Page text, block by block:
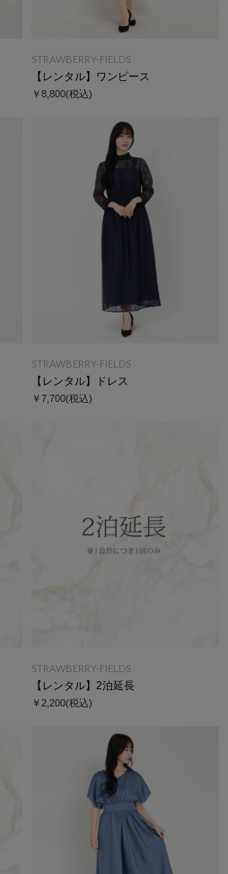
STRAWBERRY-FIELDS
【レンタル】ワンピース
￥8,800(税込)
STRAWBERRY-FIELDS
【レンタル】ドレス
￥7,700(税込)
STRAWBERRY-FIELDS
【レンタル】2泊延長
￥2,200(税込)